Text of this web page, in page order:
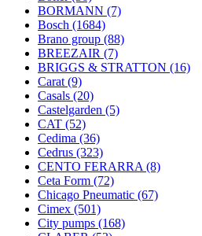
BORMANN (7)
Bosch (1684)
Brano group (88)
BREEZAIR (7)
BRIGGS & STRATTON (16)
Carat (9)
Casals (20)
Castelgarden (5)
CAT (52)
Cedima (36)
Cedrus (323)
CENTO FERARRA (8)
Ceta Form (72)
Chicago Pneumatic (67)
Cimex (501)
City pumps (168)